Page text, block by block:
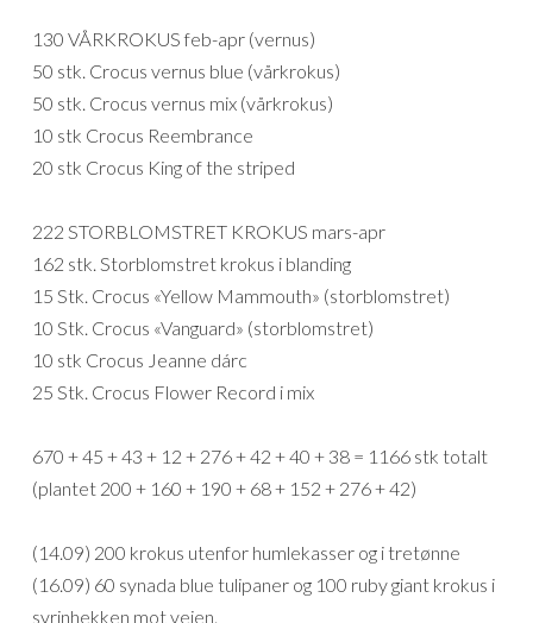
130 VÅRKROKUS feb-apr (vernus)
50 stk. Crocus vernus blue (vårkrokus)
50 stk. Crocus vernus mix (vårkrokus)
10 stk Crocus Reembrance
20 stk Crocus King of the striped
222 STORBLOMSTRET KROKUS mars-apr
162 stk. Storblomstret krokus i blanding
15 Stk. Crocus «Yellow Mammouth» (storblomstret)
10 Stk. Crocus «Vanguard» (storblomstret)
10 stk Crocus Jeanne dárc
25 Stk. Crocus Flower Record i mix
670 + 45 + 43 + 12 + 276 + 42 + 40 + 38 = 1166 stk totalt
(plantet 200 + 160 + 190 + 68 + 152 + 276 + 42)
(14.09) 200 krokus utenfor humlekasser og i tretønne
(16.09) 60 synada blue tulipaner og 100 ruby giant krokus i
syrinhekken mot veien.